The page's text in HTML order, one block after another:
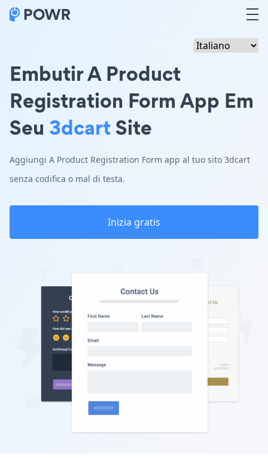
Embutir A Product
Registration Form App Em
Seu 3dcartSite
Aggiungi A Product Registration Form app al tuo sito 3dcart
senza codifica o mal di testa.
Inizia gratis